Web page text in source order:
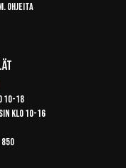
ohjeita
10-18
klo 10-16